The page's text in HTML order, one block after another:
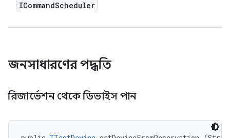
ICommandScheduler
জনসাধারণের পদ্ধতি
রিজার্ভেশন থেকে ডিভাইস পান